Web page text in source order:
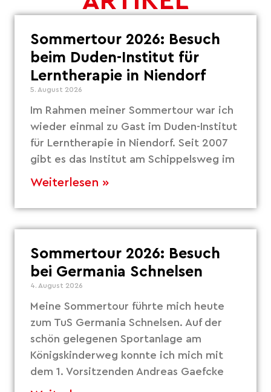
Sommertour 2026: Besuch
beim Duden-Institut für
Lerntherapie in Niendorf
5. August 2026
Im Rahmen meiner Sommertour war ich
wieder einmal zu Gast im Duden-Institut
für Lerntherapie in Niendorf. Seit 2007
gibt es das Institut am Schippelsweg im
Weiterlesen »
Sommertour 2026: Besuch
bei Germania Schnelsen
4. August 2026
Meine Sommertour führte mich heute
zum TuS Germania Schnelsen. Auf der
schön gelegenen Sportanlage am
Königskinderweg konnte ich mich mit
dem 1. Vorsitzenden Andreas Gaefcke